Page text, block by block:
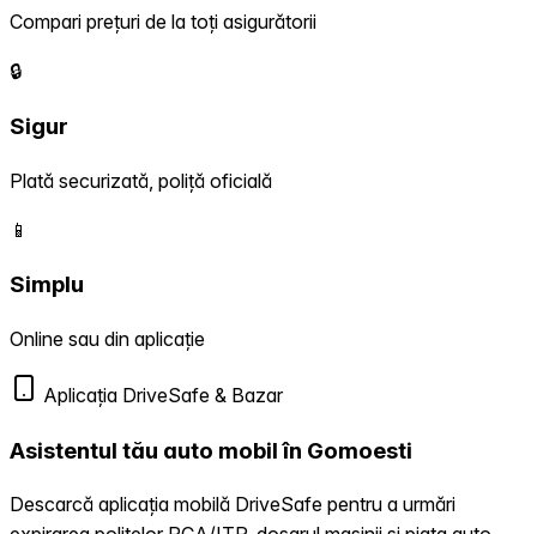
Compari prețuri de la toți asigurătorii
🔒
Sigur
Plată securizată, poliță oficială
📱
Simplu
Online sau din aplicație
Aplicația DriveSafe & Bazar
Asistentul tău auto mobil în Gomoesti
Descarcă aplicația mobilă DriveSafe pentru a urmări